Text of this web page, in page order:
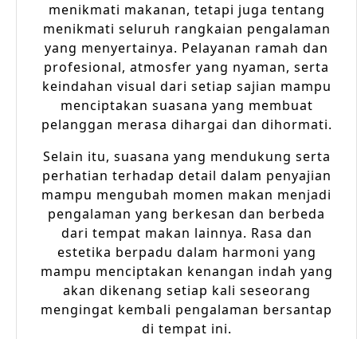
menikmati makanan, tetapi juga tentang
menikmati seluruh rangkaian pengalaman
yang menyertainya. Pelayanan ramah dan
profesional, atmosfer yang nyaman, serta
keindahan visual dari setiap sajian mampu
menciptakan suasana yang membuat
pelanggan merasa dihargai dan dihormati.
Selain itu, suasana yang mendukung serta
perhatian terhadap detail dalam penyajian
mampu mengubah momen makan menjadi
pengalaman yang berkesan dan berbeda
dari tempat makan lainnya. Rasa dan
estetika berpadu dalam harmoni yang
mampu menciptakan kenangan indah yang
akan dikenang setiap kali seseorang
mengingat kembali pengalaman bersantap
di tempat ini.